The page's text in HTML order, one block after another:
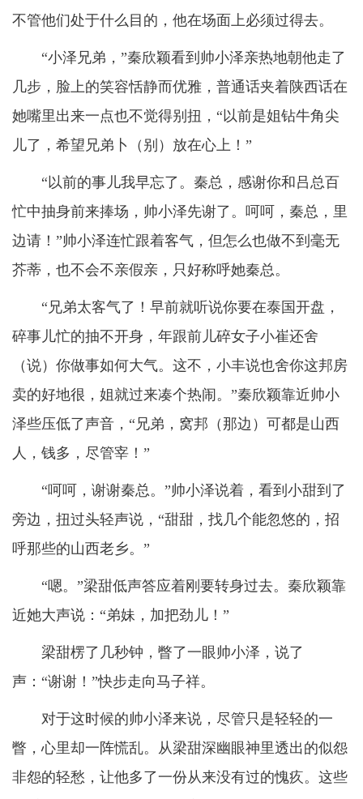
不管他们处于什么目的，他在场面上必须过得去。
“小泽兄弟，”秦欣颖看到帅小泽亲热地朝他走了
几步，脸上的笑容恬静而优雅，普通话夹着陕西话在
她嘴里出来一点也不觉得别扭，“以前是姐钻牛角尖
儿了，希望兄弟卜（别）放在心上！”
“以前的事儿我早忘了。秦总，感谢你和吕总百
忙中抽身前来捧场，帅小泽先谢了。呵呵，秦总，里
边请！”帅小泽连忙跟着客气，但怎么也做不到毫无
芥蒂，也不会不亲假亲，只好称呼她秦总。
“兄弟太客气了！早前就听说你要在泰国开盘，
碎事儿忙的抽不开身，年跟前儿碎女子小崔还舍
（说）你做事如何大气。这不，小丰说也舍你这邦房
卖的好地很，姐就过来凑个热闹。”秦欣颖靠近帅小
泽些压低了声音，“兄弟，窝邦（那边）可都是山西
人，钱多，尽管宰！”
“呵呵，谢谢秦总。”帅小泽说着，看到小甜到了
旁边，扭过头轻声说，“甜甜，找几个能忽悠的，招
呼那些的山西老乡。”
“嗯。”梁甜低声答应着刚要转身过去。秦欣颖靠
近她大声说：“弟妹，加把劲儿！”
梁甜楞了几秒钟，瞥了一眼帅小泽，说了
声：“谢谢！”快步走向马子祥。
对于这时候的帅小泽来说，尽管只是轻轻的一
瞥，心里却一阵慌乱。从梁甜深幽眼神里透出的似怨
非怨的轻愁，让他多了一份从来没有过的愧疚。这些